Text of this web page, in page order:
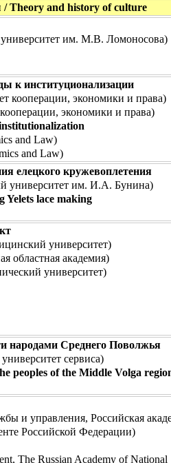
Theory and history of culture
им. М.В. Ломоносова)
к институционализации
кооперации, экономики и права)
экономики и права)
and Law)
and Law)
елецкого кружевоплетения
университет им. И.А. Бунина)
Yelets lace making
университет)
областная академия)
университет)
народами Среднего Поволжья
сервиса)
peoples of the Middle Volga
и управления, Российская
Российской Федерации)
The Russian Academy of National